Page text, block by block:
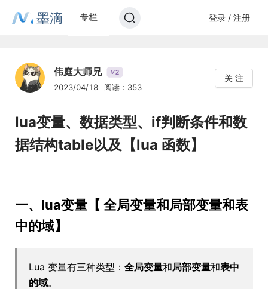
墨滴 专栏 登录 / 注册
伟庭大师兄 V2
2023/04/18 阅读：353
关 注
lua变量、数据类型、if判断条件和数
据结构table以及【lua 函数】
一、lua变量【 全局变量和局部变量和表
中的域】
Lua 变量有三种类型： 全局变量和局部变量和表中
的域。